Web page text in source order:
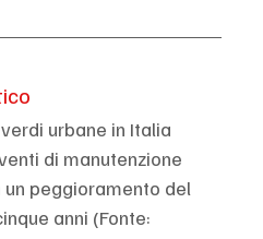
urbane in Italia
di manutenzione
peggioramento del
anni (Fonte: